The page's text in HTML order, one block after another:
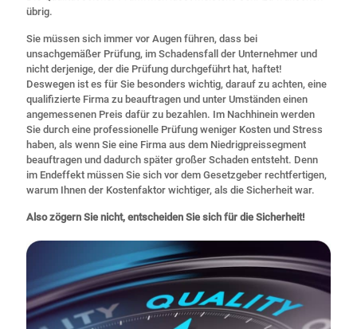
übrig.
Sie müssen sich immer vor Augen führen, dass bei
unsachgemäßer Prüfung, im Schadensfall der Unternehmer und
nicht derjenige, der die Prüfung durchgeführt hat, haftet!
Deswegen ist es für Sie besonders wichtig, darauf zu achten, eine
qualifizierte Firma zu beauftragen und unter Umständen einen
angemessenen Preis dafür zu bezahlen. Im Nachhinein werden
Sie durch eine professionelle Prüfung weniger Kosten und Stress
haben, als wenn Sie eine Firma aus dem Niedrigpreissegment
beauftragen und dadurch später großer Schaden entsteht. Denn
im Endeffekt müssen Sie sich vor dem Gesetzgeber rechtfertigen,
warum Ihnen der Kostenfaktor wichtiger, als die Sicherheit war.
Also zögern Sie nicht, entscheiden Sie sich für die Sicherheit!